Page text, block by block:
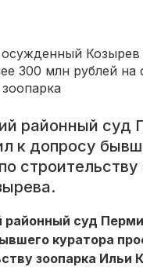
районный суд
к допросу
строительству
районный суд
куратора
зоопарка Ильи